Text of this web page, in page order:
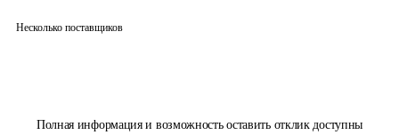
Полная информация и возможность оставить отклик доступны
Несколько поставщиков